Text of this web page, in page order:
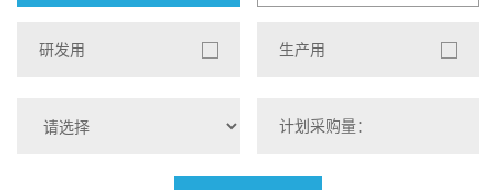
研发用 生产用